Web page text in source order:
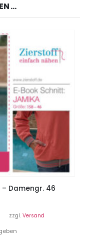
…
– Damengr. 46
zzgl. Versand